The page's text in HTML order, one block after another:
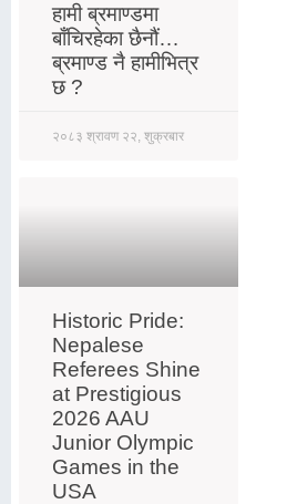
हामी ब्रमाण्डमा
बाँचिरहेका छैनौं…
ब्रमाण्ड नै हामीभित्र
छ ?
२०८३ श्रावण २२, शुक्रबार
Historic Pride:
Nepalese
Referees Shine
at Prestigious
2026 AAU
Junior Olympic
Games in the
USA